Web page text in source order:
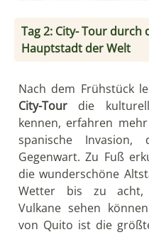
Tag 2: City- Tour durch
Hauptstadt der Welt
Nach dem Frühstück
City-Tour die
kennen, erfahren
spanische
Gegenwart. Zu Fuß
die wunderschöne
Wetter bis zu acht,
Vulkane sehen
von Quito ist die